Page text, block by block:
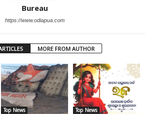
Bureau
https://www.odiapua.com
MORE FROM AUTHOR
Top News Top News